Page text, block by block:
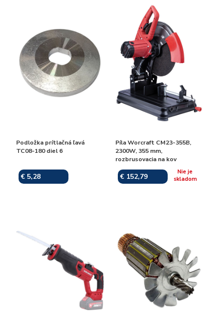
Podložka prítlačná ľavá
TC08-180 diel 6
€ 5,28
Píla Worcraft CM23-355B,
2300W, 355 mm,
rozbrusovacia na kov
€ 152,79
Nie je
skladom